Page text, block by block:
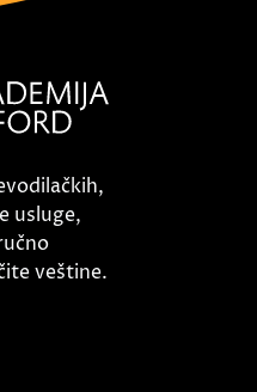
usluge,
veštine.